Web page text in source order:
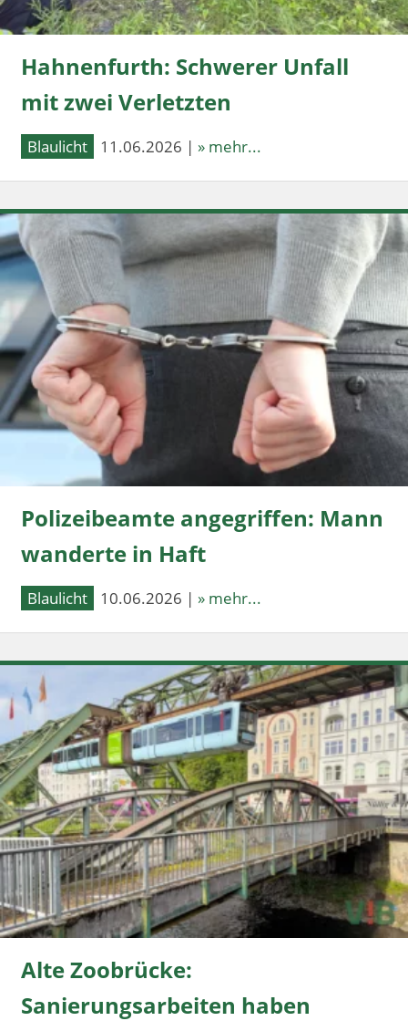
Hahnenfurth: Schwerer Unfall
mit zwei Verletzten
Blaulicht 11.06.2026 | » mehr...
Polizeibeamte angegriffen: Mann
wanderte in Haft
Blaulicht 10.06.2026 | » mehr...
Alte Zoobrücke:
Sanierungsarbeiten haben